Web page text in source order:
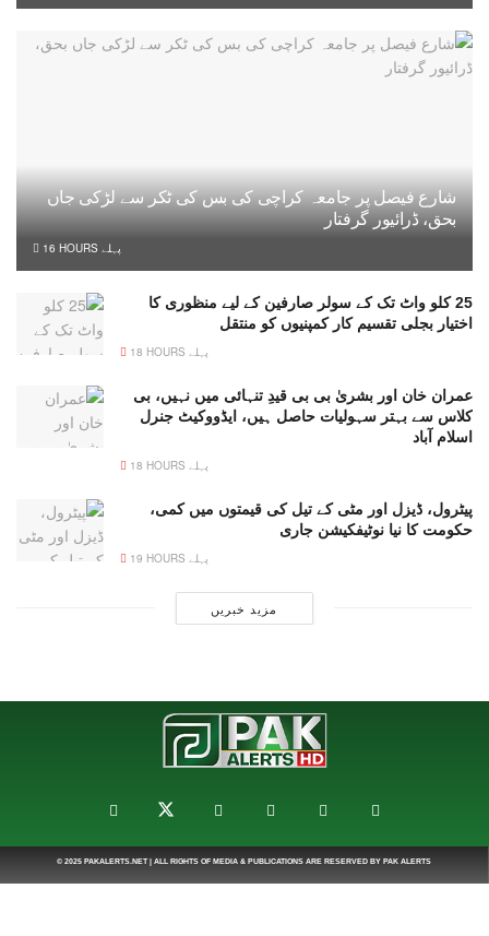
شارع فیصل پر جامعہ کراچی کی بس کی ٹکر سے لڑکی جاں
بحق، ڈرائیور گرفتار
16 HOURS پہلے
25 کلو واٹ تک کے سولر صارفین کے لیے منظوری کا
اختیار بجلی تقسیم کار کمپنیوں کو منتقل
18 HOURS پہلے
عمران خان اور بشریٰ بی بی قیدِ تنہائی میں نہیں، بی
کلاس سے بہتر سہولیات حاصل ہیں، ایڈووکیٹ جنرل
اسلام آباد
18 HOURS پہلے
پیٹرول، ڈیزل اور مٹی کے تیل کی قیمتوں میں کمی،
حکومت کا نیا نوٹیفکیشن جاری
19 HOURS پہلے
مزید خبریں
© 2025 PAKALERTS.NET| ALL RIGHTS OF MEDIA & PUBLICATIONS ARE RESERVED BY PAK ALERTS